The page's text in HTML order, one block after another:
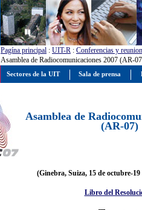
Pagína principal : UIT-R : Conferencias y
Asamblea de Radiocomunicaciones 2007 (AR-
Asamblea de
(AR-07)
(Ginebra, Suiza, 15 de octubre-19
Libro del
Sectores de la UIT Sala de prensa